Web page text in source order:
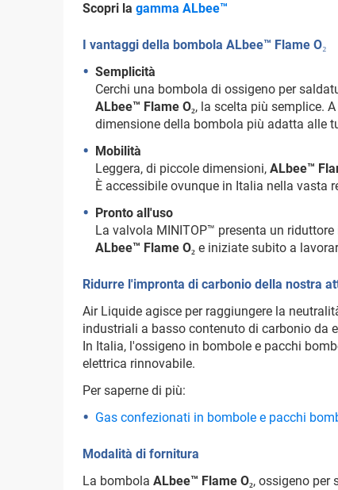
Scopri la gamma ALbee™
I vantaggi della bombola ALbee™ Flame O₂
Semplicità
Cerchi una bombola di ossigeno per
ALbee™ Flame O₂, la scelta più semplice.
dimensione della bombola più adatta alle
Mobilità
Leggera, di piccole dimensioni, ALbee™
È accessibile ovunque in Italia nella vasta
Pronto all'uso
La valvola MINITOP™ presenta un
ALbee™ Flame O₂ e iniziate subito a
Ridurre l'impronta di carbonio della nostra
Air Liquide agisce per raggiungere la
industriali a basso contenuto di carbonio da
In Italia, l'ossigeno in bombole e pacchi
elettrica rinnovabile.
Per saperne di più:
Gas confezionati in bombole e pacchi
Modalità di fornitura
La bombola ALbee™ Flame O₂, ossigeno per